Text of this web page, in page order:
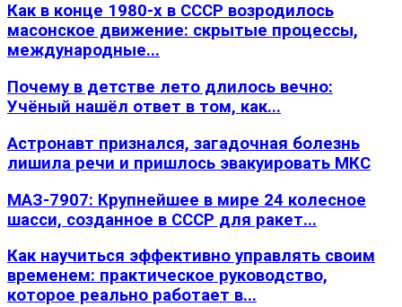
Как в конце 1980-х в СССР возродилось
масонское движение: скрытые процессы,
международные...
Почему в детстве лето длилось вечно:
Учёный нашёл ответ в том, как...
Астронавт признался, загадочная болезнь
лишила речи и пришлось эвакуировать МКС
МАЗ-7907: Крупнейшее в мире 24 колесное
шасси, созданное в СССР для ракет...
Как научиться эффективно управлять своим
временем: практическое руководство,
которое реально работает в...